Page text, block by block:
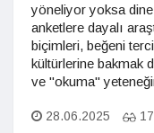
yöneliyor yoksa
anketlere dayalı
biçimleri, beğeni
kültürlerine bakmak
ve "okuma"
28.06.2025